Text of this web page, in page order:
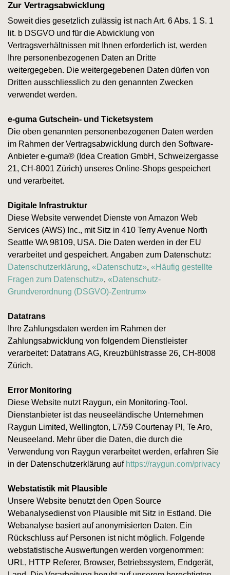
Zur Vertragsabwicklung
Soweit dies gesetzlich zulässig ist nach Art. 6 Abs. 1 S. 1
lit. b DSGVO und für die Abwicklung von
Vertragsverhältnissen mit Ihnen erforderlich ist, werden
Ihre personenbezogenen Daten an Dritte
weitergegeben. Die weitergegebenen Daten dürfen von
Dritten ausschliesslich zu den genannten Zwecken
verwendet werden.
e-guma Gutschein- und Ticketsystem
Die oben genannten personenbezogenen Daten werden
im Rahmen der Vertragsabwicklung durch den Software-
Anbieter e-guma® (Idea Creation GmbH, Schweizergasse
21, CH-8001 Zürich) unseres Online-Shops gespeichert
und verarbeitet.
Digitale Infrastruktur
Diese Website verwendet Dienste von Amazon Web
Services (AWS) Inc., mit Sitz in 410 Terry Avenue North
Seattle WA 98109, USA. Die Daten werden in der EU
verarbeitet und gespeichert. Angaben zum Datenschutz:
Datenschutzerklärung, «Datenschutz», «Häufig gestellte
Fragen zum Datenschutz», «Datenschutz-
Grundverordnung (DSGVO)-Zentrum»
Datatrans
Ihre Zahlungsdaten werden im Rahmen der
Zahlungsabwicklung von folgendem Dienstleister
verarbeitet: Datatrans AG, Kreuzbühlstrasse 26, CH-8008
Zürich.
Error Monitoring
Diese Website nutzt Raygun, ein Monitoring-Tool.
Dienstanbieter ist das neuseeländische Unternehmen
Raygun Limited, Wellington, L7/59 Courtenay Pl, Te Aro,
Neuseeland. Mehr über die Daten, die durch die
Verwendung von Raygun verarbeitet werden, erfahren Sie
in der Datenschutzerklärung auf https://raygun.com/privacy
Webstatistik mit Plausible
Unsere Website benutzt den Open Source
Webanalysedienst von Plausible mit Sitz in Estland. Die
Webanalyse basiert auf anonymisierten Daten. Ein
Rückschluss auf Personen ist nicht möglich. Folgende
webstatistische Auswertungen werden vorgenommen:
URL, HTTP Referer, Browser, Betriebssystem, Endgerät,